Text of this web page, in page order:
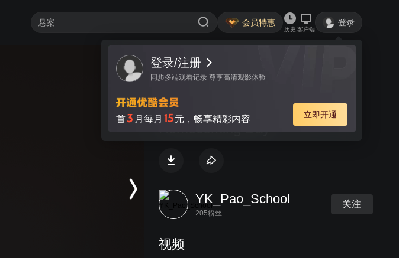
会员特惠
历史 客户端
登录
登录/注册
同步多端观看记录 尊享高清观影体验
首3 月每月 15元，畅享精彩内容 立即开通
视频 讨论
校友返校日活动 Alumni
Homecoming Day
YK_Pao_School
205粉丝
关注
视频